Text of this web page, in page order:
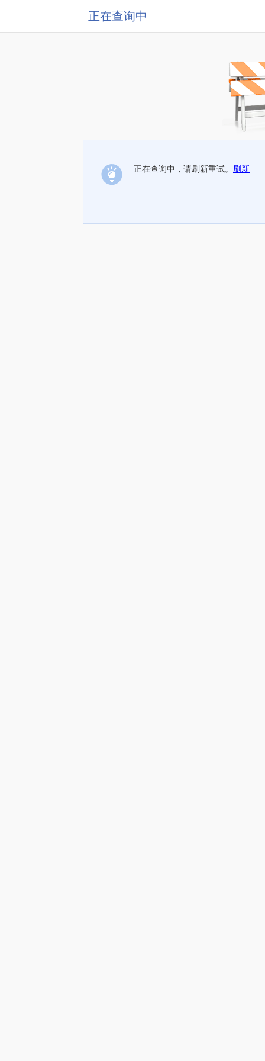
正在查询中
正在查询中，请刷新重试。 刷新